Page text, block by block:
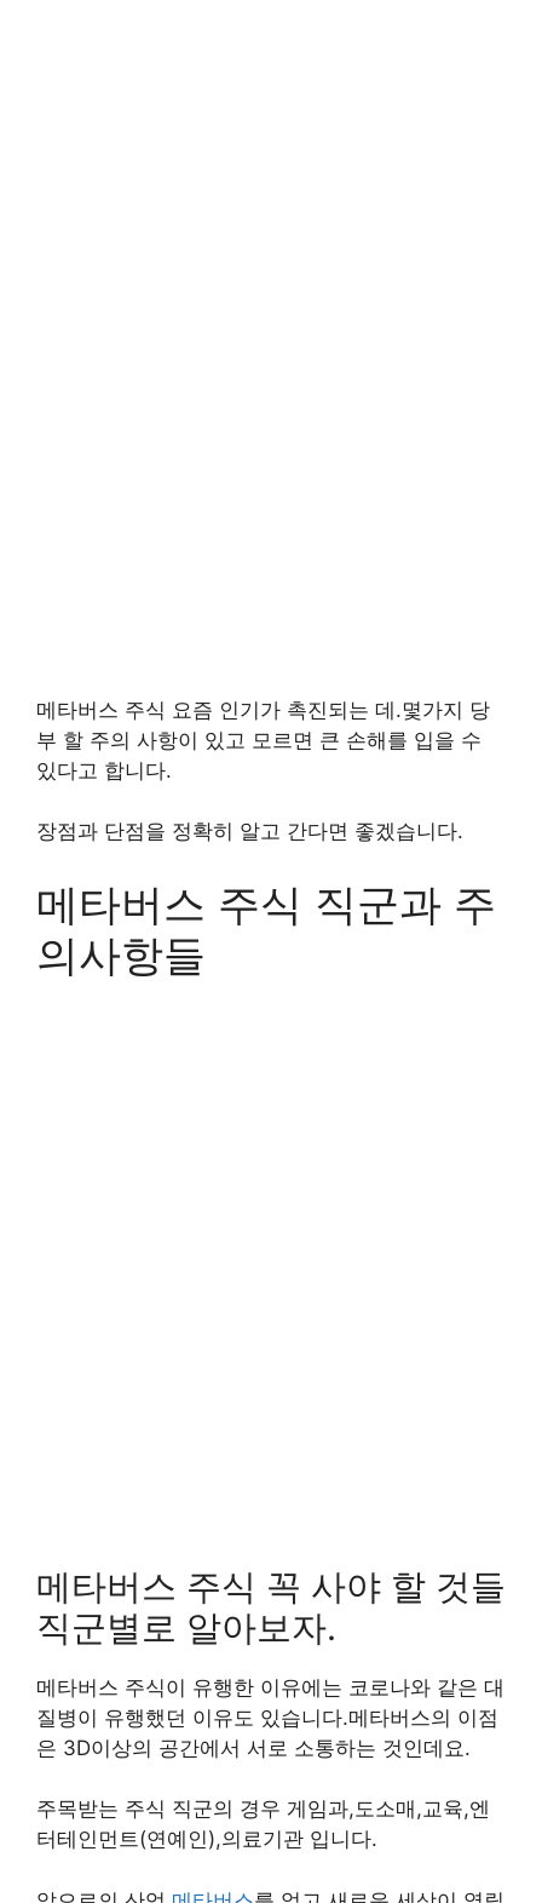
메타버스 주식 요즘 인기가 촉진되는 데.몇가지 당
부 할 주의 사항이 있고 모르면 큰 손해를 입을 수
있다고 합니다.
장점과 단점을 정확히 알고 간다면 좋겠습니다.
메타버스 주식 직군과 주
의사항들
메타버스 주식 꼭 사야 할 것들
직군별로 알아보자.
메타버스 주식이 유행한 이유에는 코로나와 같은 대
질병이 유행했던 이유도 있습니다.메타버스의 이점
은 3D이상의 공간에서 서로 소통하는 것인데요.
주목받는 주식 직군의 경우 게임과,도소매,교육,엔
터테인먼트(연예인),의료기관 입니다.